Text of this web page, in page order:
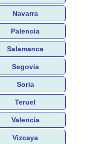
Navarra
Palencia
Salamanca
Segovia
Soria
Teruel
Valencia
Vizcaya